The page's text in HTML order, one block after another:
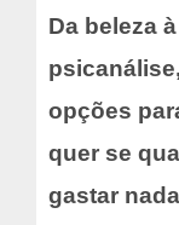
Da beleza à
opções
quer se
gastar nada